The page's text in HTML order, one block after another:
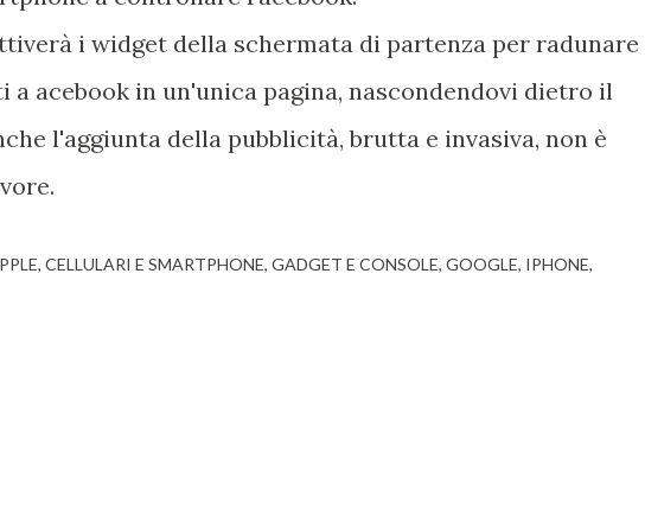
i widget della schermata di partenza per radunare
acebook in un'unica pagina, nascondendovi dietro il
l'aggiunta della pubblicità, brutta e invasiva, non è
CELLULARI E SMARTPHONE GADGET E CONSOLE GOOGLE IPHONE